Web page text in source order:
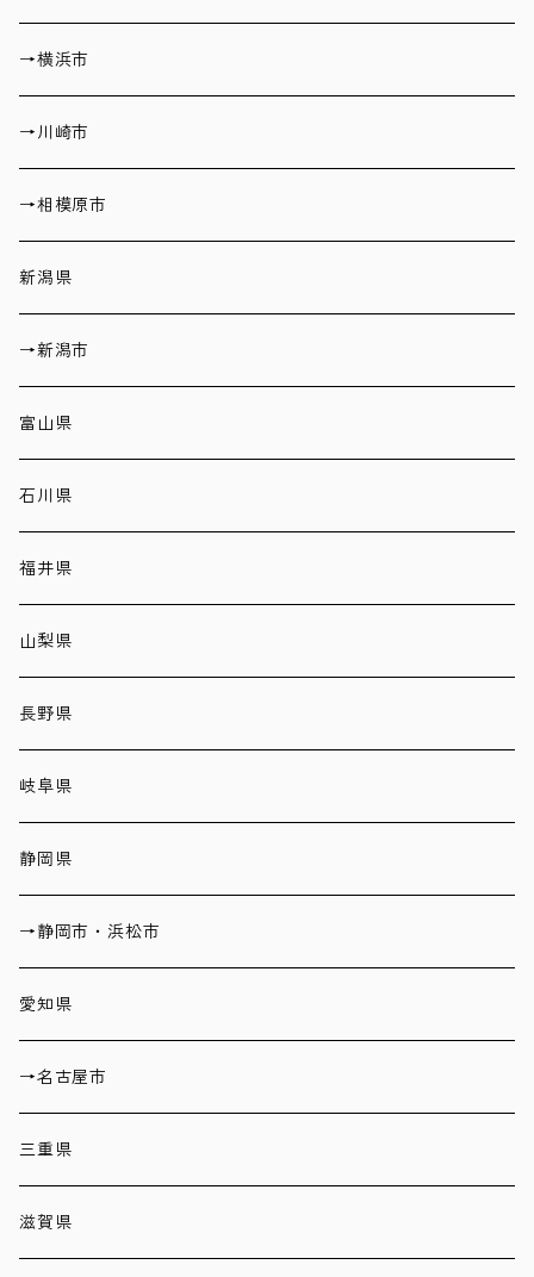
→横浜市
→川崎市
→相模原市
新潟県
→新潟市
富山県
石川県
福井県
山梨県
長野県
岐阜県
静岡県
→静岡市・浜松市
愛知県
→名古屋市
三重県
滋賀県